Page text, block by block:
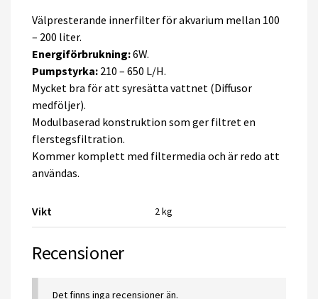
Välpresterande innerfilter för akvarium mellan 100
– 200 liter.
Energiförbrukning:6W.
Pumpstyrka: 210 – 650 L/H.
Mycket bra för att syresätta vattnet (Diffusor
medföljer).
Modulbaserad konstruktion som ger filtret en
flerstegsfiltration.
Kommer komplett med filtermedia och är redo att
användas.
Vikt 2 kg
Recensioner
Det finns inga recensioner än.